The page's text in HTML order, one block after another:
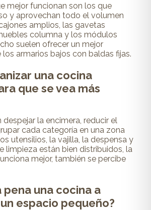
mejor funcionan son los que
y aprovechan todo el volumen
amplios, las gavetas
columna y los módulos
suelen ofrecer un mejor
armarios bajos con baldas fijas.
una cocina
que se vea más
la encimera, reducir el
cada categoría en una zona
utensilios, la vajilla, la despensa y
limpieza están bien distribuidos, la
mejor, también se percibe
una cocina a
espacio pequeño?